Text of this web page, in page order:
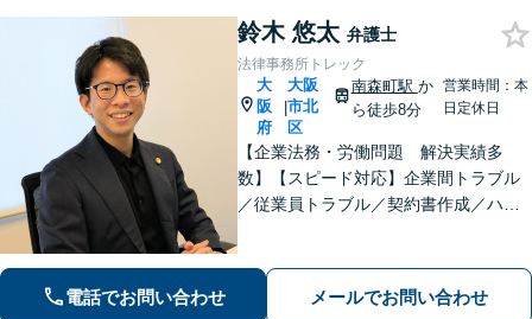
鈴木 悠太 弁護士
法律事務所トレック
大
阪
府
|
大阪
市北
区
南森町駅 か
ら徒歩8分
営業時間：本
日定休日
【企業法務・労働問題 解決実績多
数】【スピード対応】企業間トラブル
／従業員トラブル／契約書作成／ハラ
企業】【個人事業主】【会社側・労働
電話でお問い合わせ メールでお問い合わせ